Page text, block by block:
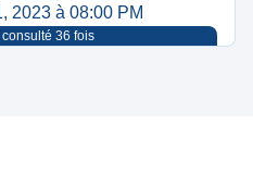
2023 à 08:00 PM
36 fois